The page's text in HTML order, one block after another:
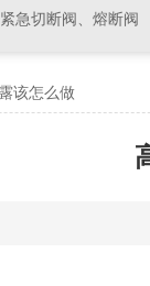
急切断阀、熔断阀
该怎么做